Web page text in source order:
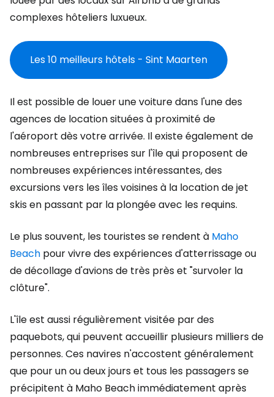
complexes hôteliers luxueux.
Les 10 meilleurs hôtels - Sint Maarten
Il est possible de louer une voiture dans l'une des
agences de location situées à proximité de
l'aéroport dès votre arrivée. Il existe également de
nombreuses entreprises sur l'île qui proposent de
nombreuses expériences intéressantes, des
excursions vers les îles voisines à la location de jet
skis en passant par la plongée avec les requins.
Le plus souvent, les touristes se rendent à Maho
Beach pour vivre des expériences d'atterrissage ou
de décollage d'avions de très près et "survoler la
clôture".
L'île est aussi régulièrement visitée par des
paquebots, qui peuvent accueillir plusieurs milliers de
personnes. Ces navires n'accostent généralement
que pour un ou deux jours et tous les passagers se
précipitent à Maho Beach immédiatement après